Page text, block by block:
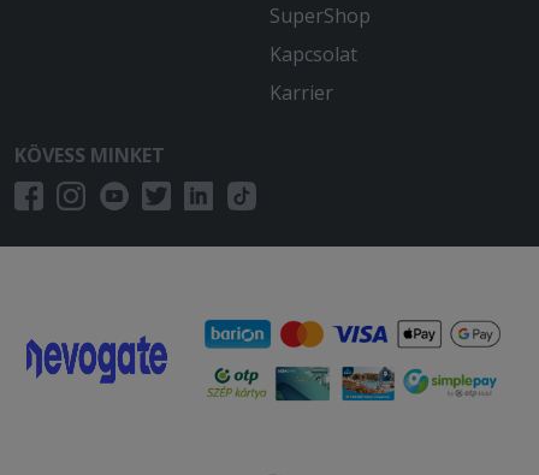
Egész jó talán kicsit túl van kloffolva a
2025-10-04 - Marianna:
Az étel finom volt. Egy hibája, hogy már
2025-07-27 - Hightower:
80 perc alatt ért ki alig langyosan, ez
egy kis varos.. hat nem kell a futarnak a
SuperShop
Kapcsolat
Karrier
KÖVESS MINKET